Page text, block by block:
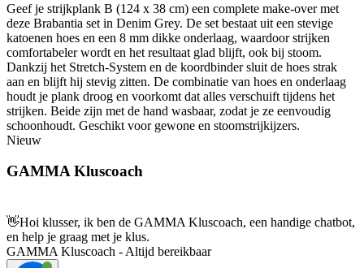
Geef je strijkplank B (124 x 38 cm) een complete make-over met
deze Brabantia set in Denim Grey. De set bestaat uit een stevige
katoenen hoes en een 8 mm dikke onderlaag, waardoor strijken
comfortabeler wordt en het resultaat glad blijft, ook bij stoom.
Dankzij het Stretch-System en de koordbinder sluit de hoes strak
aan en blijft hij stevig zitten. De combinatie van hoes en onderlaag
houdt je plank droog en voorkomt dat alles verschuift tijdens het
strijken. Beide zijn met de hand wasbaar, zodat je ze eenvoudig
schoonhoudt. Geschikt voor gewone en stoomstrijkijzers.
Nieuw
GAMMA Kluscoach
👋Hoi klusser, ik ben de GAMMA Kluscoach, een handige chatbot,
en help je graag met je klus.
GAMMA Kluscoach - Altijd bereikbaar